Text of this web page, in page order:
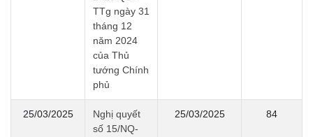
TTg ngày 31
tháng 12
năm 2024
của Thủ
tướng Chính
phủ
25/03/2025
Nghị quyết
số 15/NQ-
25/03/2025 84